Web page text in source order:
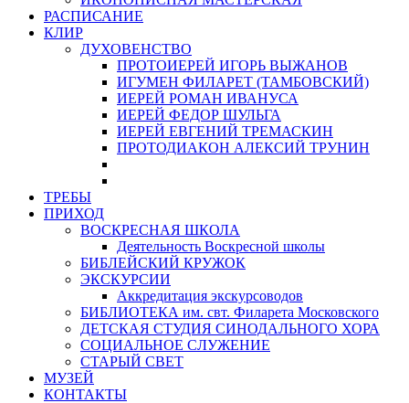
РАСПИСАНИЕ
КЛИР
ДУХОВЕНСТВО
ПРОТОИЕРЕЙ ИГОРЬ ВЫЖАНОВ
ИГУМЕН ФИЛАРЕТ (ТАМБОВСКИЙ)
ИЕРЕЙ РОМАН ИВАНУСА
ИЕРЕЙ ФЕДОР ШУЛЬГА
ИЕРЕЙ ЕВГЕНИЙ ТРЕМАСКИН
ПРОТОДИАКОН АЛЕКСИЙ ТРУНИН
ТРЕБЫ
ПРИХОД
ВОСКРЕСНАЯ ШКОЛА
Деятельность Воскресной школы
БИБЛЕЙСКИЙ КРУЖОК
ЭКСКУРСИИ
Аккредитация экскурсоводов
БИБЛИОТЕКА им. свт. Филарета Московского
ДЕТСКАЯ СТУДИЯ СИНОДАЛЬНОГО ХОРА
СОЦИАЛЬНОЕ СЛУЖЕНИЕ
СТАРЫЙ СВЕТ
МУЗЕЙ
КОНТАКТЫ